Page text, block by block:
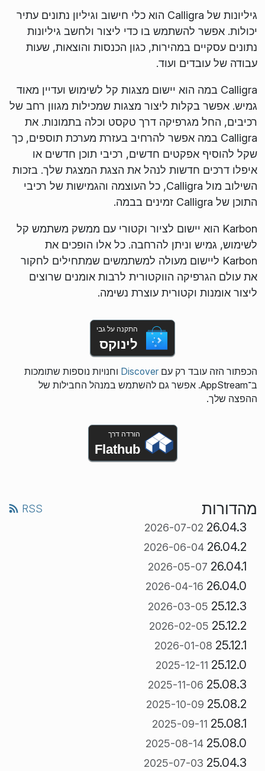
גיליונות של Calligra הוא כלי חישוב וגיליון נתונים עתיר
יכולות. אפשר להשתמש בו כדי ליצור ולחשב גיליונות
נתונים עסקיים במהירות, כגון הכנסות והוצאות, שעות
עבודה של עובדים ועוד.
Calligra במה הוא יישום מצגות קל לשימוש ועדיין מאוד
גמיש. אפשר בקלות ליצור מצגות שמכילות מגוון רחב של
רכיבים, החל מגרפיקה דרך טקסט וכלה בתמונות. את
Calligra במה אפשר להרחיב בעזרת מערכת תוספים, כך
שקל להוסיף אפקטים חדשים, רכיבי תוכן חדשים או
איפלו דרכים חדשות לנהל את הצגת המצגת שלך. בזכות
השילוב מול Calligra, כל העוצמה והגמישות של רכיבי
התוכן של Calligra זמינים בבמה.
Karbon הוא יישום לציור וקטורי עם ממשק משתמש קל
לשימוש, גמיש וניתן להרחבה. כל אלו הופכים את
Karbon ליישום מעולה למשתמשים שמתחילים לחקור
את עולם הגרפיקה הווקטורית לרבות אומנים שרוצים
ליצור אומנות וקטורית עוצרת נשימה.
התקנה על גבי
לינוקס
הכפתור הזה עובד רק עםDiscover וחנויות נוספות שתומכות
ב־AppStream. אפשר גם להשתמש במנהל החבילות של
ההפצה שלך.
הורדה דרך
Flathub
מהדורות RSS
26.04.3
2026-07-02
26.04.2
2026-06-04
26.04.1
2026-05-07
26.04.0
2026-04-16
25.12.3
2026-03-05
25.12.2
2026-02-05
25.12.1
2026-01-08
25.12.0
2025-12-11
25.08.3
2025-11-06
25.08.2
2025-10-09
25.08.1
2025-09-11
25.08.0
2025-08-14
25.04.3
2025-07-03